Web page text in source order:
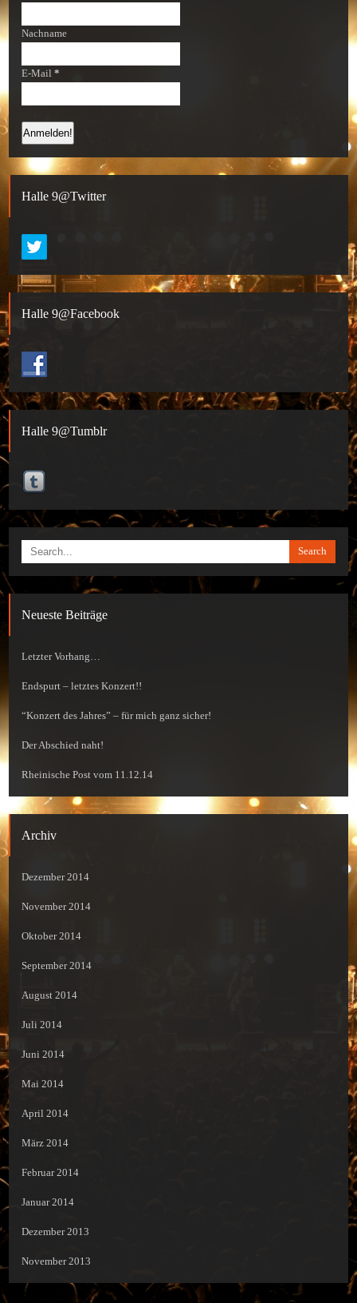
Nachname
E-Mail *
Halle 9@Twitter
Halle 9@Facebook
Halle 9@Tumblr
Search
Neueste Beiträge
Letzter Vorhang…
Endspurt – letztes Konzert!!
“Konzert des Jahres” – für mich ganz sicher!
Der Abschied naht!
Rheinische Post vom 11.12.14
Archiv
Dezember 2014
November 2014
Oktober 2014
September 2014
August 2014
Juli 2014
Juni 2014
Mai 2014
April 2014
März 2014
Februar 2014
Januar 2014
Dezember 2013
November 2013